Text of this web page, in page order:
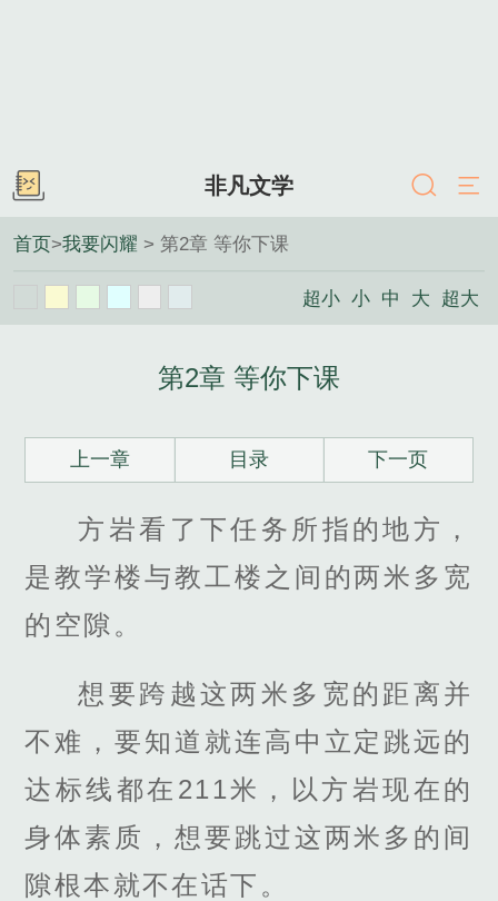
非凡文学
首页>我要闪耀 > 第2章 等你下课
超小 小 中 大 超大
第2章 等你下课
上一章 目录 下一页
方岩看了下任务所指的地方，
是教学楼与教工楼之间的两米多宽
的空隙。
想要跨越这两米多宽的距离并
不难，要知道就连高中立定跳远的
达标线都在211米，以方岩现在的
身体素质，想要跳过这两米多的间
隙根本就不在话下。